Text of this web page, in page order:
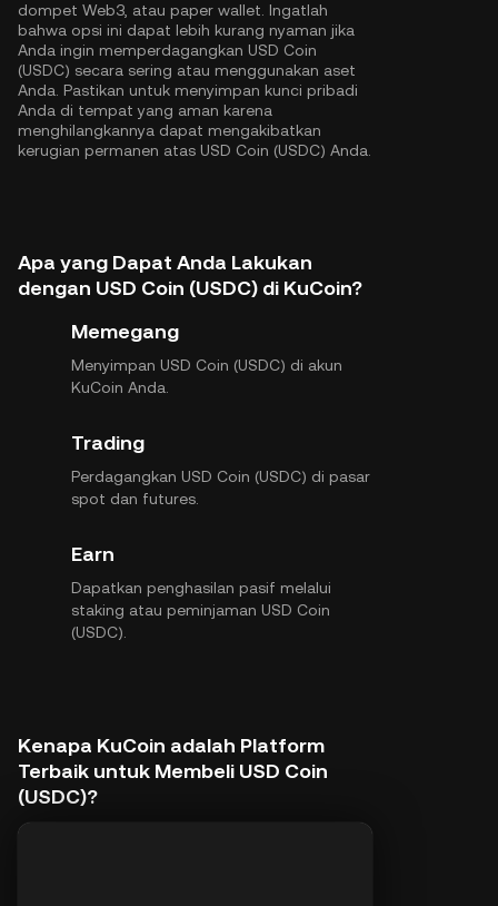
dompet Web3, atau paper wallet. Ingatlah
bahwa opsi ini dapat lebih kurang nyaman jika
Anda ingin memperdagangkan USD Coin
(USDC) secara sering atau menggunakan aset
Anda. Pastikan untuk menyimpan kunci pribadi
Anda di tempat yang aman karena
menghilangkannya dapat mengakibatkan
kerugian permanen atas USD Coin (USDC) Anda.
Apa yang Dapat Anda Lakukan
dengan USD Coin (USDC) di KuCoin?
Memegang
Menyimpan USD Coin (USDC) di akun
KuCoin Anda.
Trading
Perdagangkan USD Coin (USDC) di pasar
spot dan futures.
Earn
Dapatkan penghasilan pasif melalui
staking atau peminjaman USD Coin
(USDC).
Kenapa KuCoin adalah Platform
Terbaik untuk Membeli USD Coin
(USDC)?